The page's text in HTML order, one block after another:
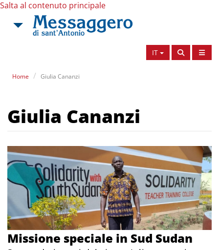
Salta al contenuto principale
IT
Home Giulia Cananzi
Giulia Cananzi
Missione speciale in Sud Sudan